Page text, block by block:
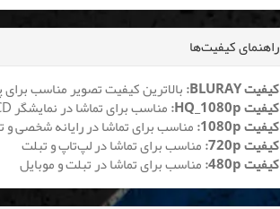
راهنمای کیفیت‌ها
کیفیت BLURAY:
بالاترین کیفیت تصویر مناسب
کیفیت HQ_1080p: مناسب برای تماشا در نمایشگر LCD
کیفیت 1080p: مناسب برای تماشا در رایانه شخصی و
کیفیت 720p: مناسب برای تماشا در لپ‌تاپ و تبلت
کیفیت 480p: مناسب برای تماشا در تبلت و موبایل